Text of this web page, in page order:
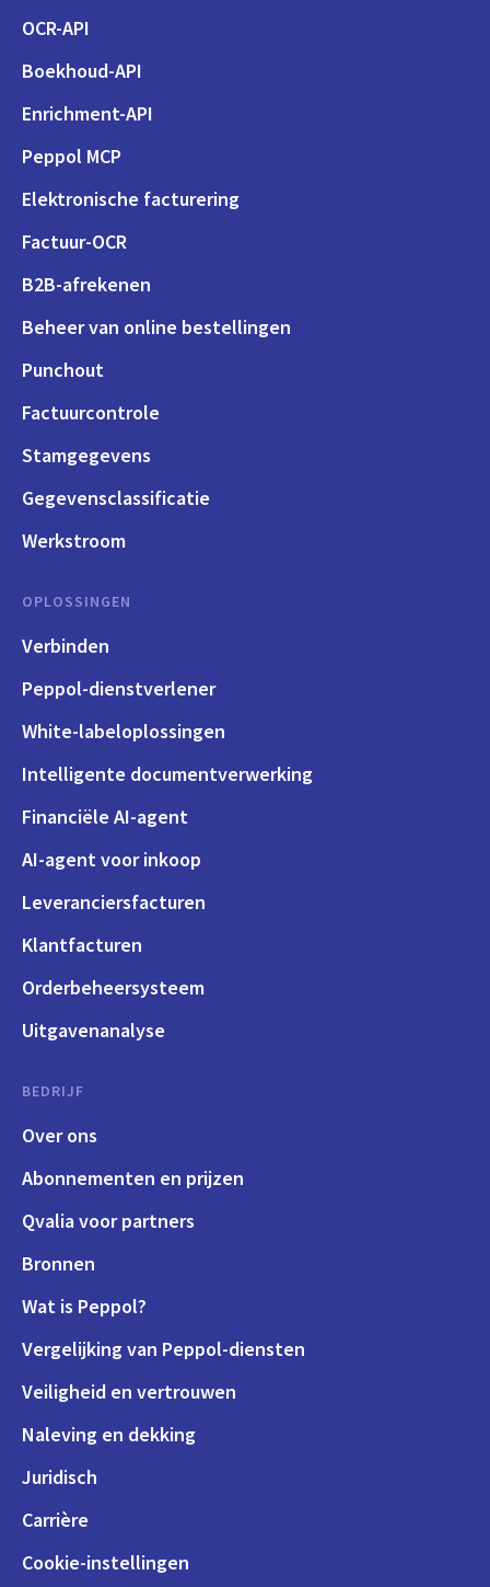
OCR-API
Boekhoud-API
Enrichment-API
Peppol MCP
Elektronische facturering
Factuur-OCR
B2B-afrekenen
Beheer van online bestellingen
Punchout
Factuurcontrole
Stamgegevens
Gegevensclassificatie
Werkstroom
OPLOSSINGEN
Verbinden
Peppol-dienstverlener
White-labeloplossingen
Intelligente documentverwerking
Financiële AI-agent
AI-agent voor inkoop
Leveranciersfacturen
Klantfacturen
Orderbeheersysteem
Uitgavenanalyse
BEDRIJF
Over ons
Abonnementen en prijzen
Qvalia voor partners
Bronnen
Wat is Peppol?
Vergelijking van Peppol-diensten
Veiligheid en vertrouwen
Naleving en dekking
Juridisch
Carrière
Cookie-instellingen